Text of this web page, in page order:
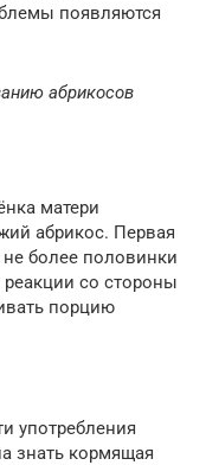
появляются
абрикосов
матери
абрикос. Первая
более половинки
реакции со стороны
порцию
употребления
знать кормящая